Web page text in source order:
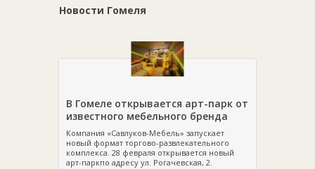
Новости Гомеля
В Гомеле открывается арт-парк от
известного мебельного бренда
Компания «Савлуков-Мебель» запускает
новый формат торгово-развлекательного
комплекса. 28 февраля открывается новый
арт-паркпо адресу ул. Рогачевская, 2.